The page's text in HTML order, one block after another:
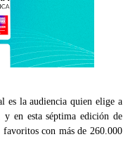
es la audiencia quien elige a
en esta séptima edición de
favoritos con más de 260.000